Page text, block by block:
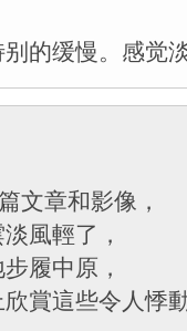
的缓慢。感觉
文章和影像，
風輕了，
履中原，
賞這些令人悸